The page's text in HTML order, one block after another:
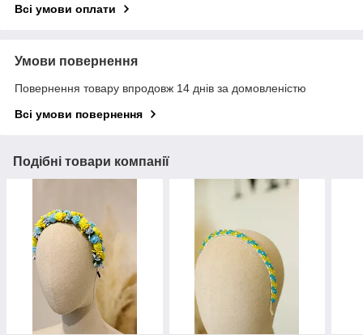
Всі умови оплати
Умови повернення
Повернення товару впродовж 14 днів за домовленістю
Всі умови повернення
Подібні товари компанії